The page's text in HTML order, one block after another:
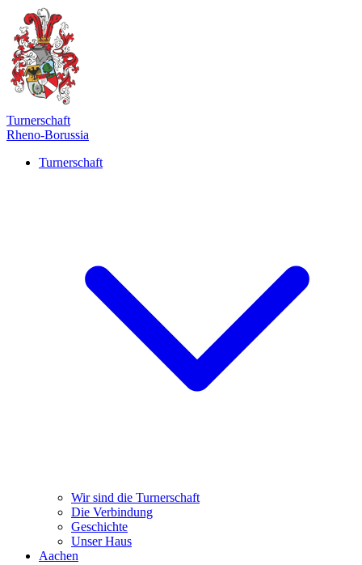
Turnerschaft
Rheno-Borussia
Turnerschaft
Wir sind die Turnerschaft
Die Verbindung
Geschichte
Unser Haus
Aachen